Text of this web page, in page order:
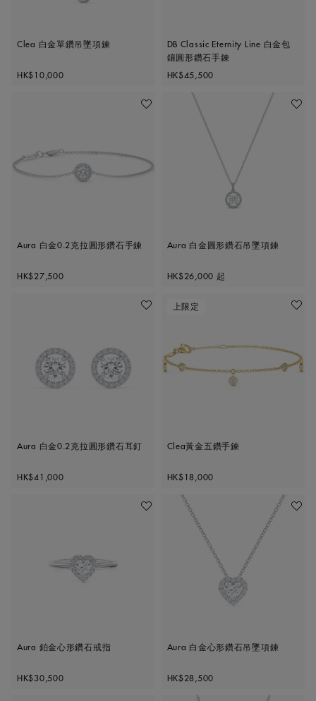
Clea 白金單鑽吊墜項鍊
Original price
HK$10,000
DB Classic Eternity Line 白金包
鑲圓形鑽石手鍊
Original price
HK$45,500
加入喜愛清單
Aura 白金0.2克拉圓形鑽石手鍊
Original price
HK$27,500
加入喜
Aura 白金圓形鑽石吊墜項鍊
Original price
HK$26,000 起
加入喜愛清單
Aura 白金0.2克拉圓形鑽石耳釘
Original price
HK$41,000
上限定 加入喜
Clea黃金五鑽手鍊
Original price
HK$18,000
加入喜愛清單
Aura 鉑金心形鑽石戒指
Original price
HK$30,500
加入喜
Aura 白金心形鑽石吊墜項鍊
Original price
HK$28,500